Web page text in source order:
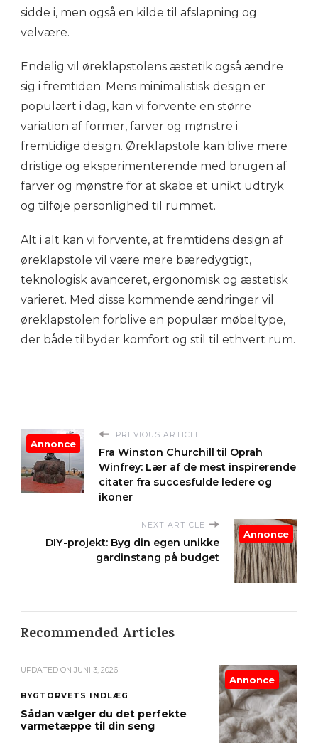
sidde i, men også en kilde til afslapning og
velvære.
Endelig vil øreklapstolens æstetik også ændre
sig i fremtiden. Mens minimalistisk design er
populært i dag, kan vi forvente en større
variation af former, farver og mønstre i
fremtidige design. Øreklapstole kan blive mere
dristige og eksperimenterende med brugen af
farver og mønstre for at skabe et unikt udtryk
og tilføje personlighed til rummet.
Alt i alt kan vi forvente, at fremtidens design af
øreklapstole vil være mere bæredygtigt,
teknologisk avanceret, ergonomisk og æstetisk
varieret. Med disse kommende ændringer vil
øreklapstolen forblive en populær møbeltype,
der både tilbyder komfort og stil til ethvert rum.
PREVIOUS ARTICLE
Fra Winston Churchill til Oprah
Winfrey: Lær af de mest inspirerende
citater fra succesfulde ledere og
ikoner
Annonce
NEXT ARTICLE
DIY-projekt: Byg din egen unikke
gardinstang på budget
Annonce
Recommended Articles
UPDATED ON JUNI 3, 2026
BYGTORVETS INDLÆG
Sådan vælger du det perfekte
varmetæppe til din seng
Annonce